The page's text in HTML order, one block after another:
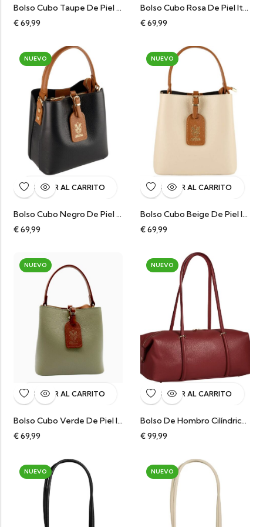
Bolso Cubo Taupe De Piel Italiano
€69,99
Bolso Cubo Rosa De Piel Italiano
€69,99
NUEVO
AÑADIR AL CARRITO
Bolso Cubo Negro De Piel Italiano
€69,99
NUEVO
AÑADIR AL CARRITO
Bolso Cubo Beige De Piel Italiano
€69,99
NUEVO
AÑADIR AL CARRITO
Bolso Cubo Verde De Piel Italiano
€69,99
NUEVO
AÑADIR AL CARRITO
Bolso De Hombro Cilíndrico En Piel Italiana Burdeos Salome
€99,99
NUEVO NUEVO